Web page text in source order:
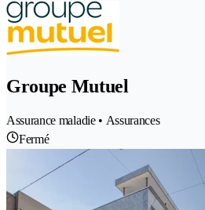
Groupe Mutuel
Assurance maladie • Assurances
Fermé